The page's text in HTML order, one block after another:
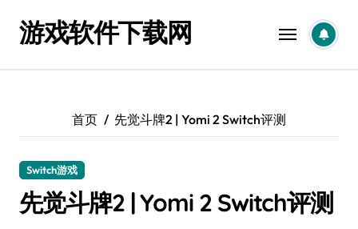
游戏软件下载网
首页 先觉斗牌2 | Yomi 2 Switch评测
Switch游戏
先觉斗牌2 | Yomi 2 Switch评测